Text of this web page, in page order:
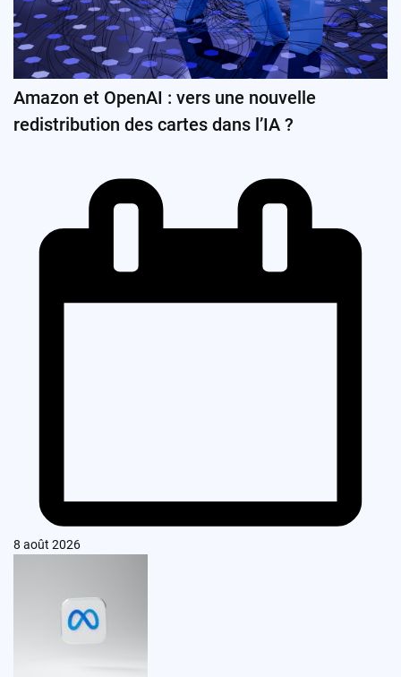
Amazon et OpenAI : vers une nouvelle
redistribution des cartes dans l’IA ?
8 août 2026